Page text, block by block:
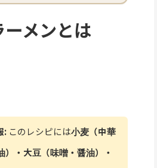
メンとは
: このレシピには小麦（中華
）・大豆（味噌・醤油）・